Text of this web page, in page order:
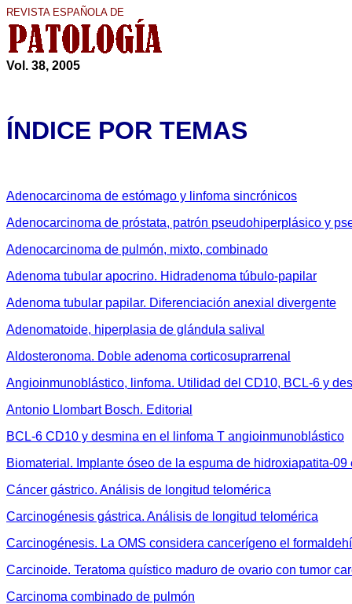
REVISTA ESPAÑOLA DE
Vol. 38, 2005
ÍNDICE POR TEMAS
Adenocarcinoma de estómago y linfoma sincrónicos
Adenocarcinoma de próstata, patrón pseudohiperplásico y
Adenocarcinoma de pulmón, mixto, combinado
Adenoma tubular apocrino. Hidradenoma túbulo-papilar
Adenoma tubular papilar. Diferenciación anexial divergente
Adenomatoide, hiperplasia de glándula salival
Aldosteronoma. Doble adenoma corticosuprarrenal
Angioinmunoblástico, linfoma. Utilidad del CD10, BCL-6 y
Antonio Llombart Bosch. Editorial
BCL-6 CD10 y desmina en el linfoma T angioinmunoblástico
Biomaterial. Implante óseo de la espuma de hidroxiapatita-09
Cáncer gástrico. Análisis de longitud telomérica
Carcinogénesis gástrica. Análisis de longitud telomérica
Carcinogénesis. La OMS considera cancerígeno el
Carcinoide. Teratoma quístico maduro de ovario con tumor
Carcinoma combinado de pulmón